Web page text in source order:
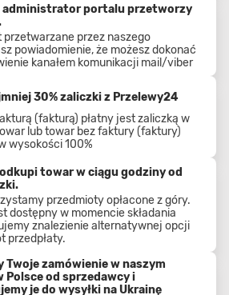
administrator portalu przetworzy
przez naszego
powiadomienie, że możesz dokonać
kanałem komunikacji mail/viber
30% zaliczki z Przelewy24
(fakturą) płatny jest zaliczką w
lub towar bez faktury (faktury)
wysokości 100%
towar w ciągu godziny od
przedmioty opłacone z góry.
dostępny w momencie składania
znalezienie alternatywnej opcji
przedpłaty.
Twoje zamówienie w naszym
Polsce od sprzedawcy i
je do wysyłki na Ukrainę